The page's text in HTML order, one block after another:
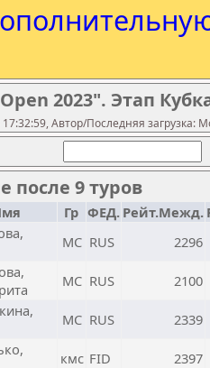
2023". Этап
Автор/Последняя загрузка:
после 9 туров
Гр ФЕД. Рейт.Межд.
МС RUS 2296
МС RUS 2100
МС RUS 2339
кмс FID 2397